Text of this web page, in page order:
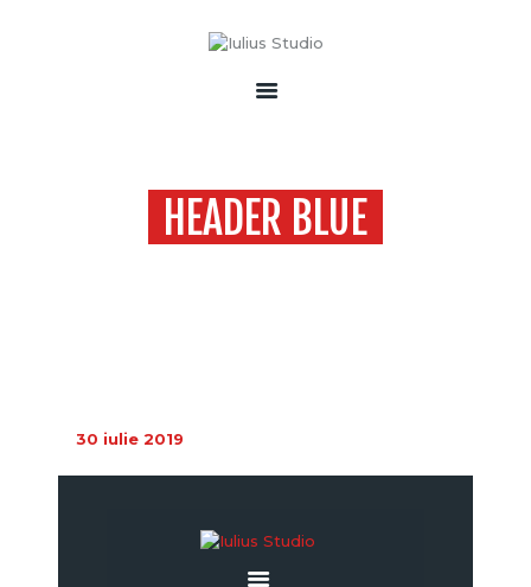
HEADER BLUE
SONORIZĂRI
SERVICII
30 iulie 2019